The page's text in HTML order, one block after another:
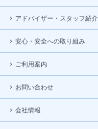
アドバイザー・スタッフ紹介
安心・安全への取り組み
ご利用案内
お問い合わせ
会社情報